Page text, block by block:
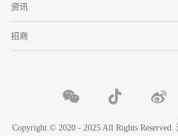
资讯
招商
Copyright © 2020 - 2025 All Rights